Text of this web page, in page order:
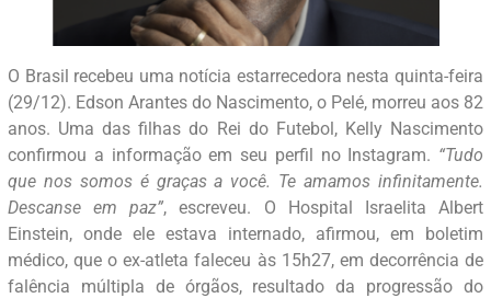
O Brasil recebeu uma notícia estarrecedora nesta quinta-feira
(29/12). Edson Arantes do Nascimento, o Pelé, morreu aos 82
anos. Uma das filhas do Rei do Futebol, Kelly Nascimento
confirmou a informação em seu perfil no Instagram. “Tudo
que nos somos é graças a você. Te amamos infinitamente.
Descanse em paz”, escreveu. O Hospital Israelita Albert
Einstein, onde ele estava internado, afirmou, em boletim
médico, que o ex-atleta faleceu às 15h27, em decorrência de
falência múltipla de órgãos, resultado da progressão do